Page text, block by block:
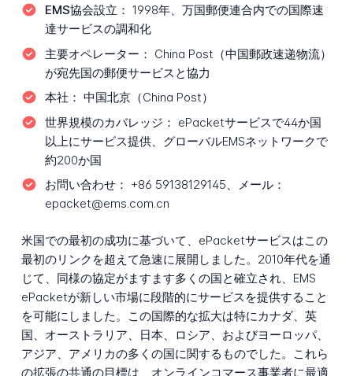
EMS協会設立： 1998年、万国郵便連合内での国際速
達サービスの調和化
主要オペレーター： China Post（中国郵政速递物流）
が宛先国の郵便サービスと協力
本社： 中国北京（China Post）
世界規模のカバレッジ： ePacketサービスで44か国
以上にサービス提供、グローバルEMSネットワークで
約200か国
お問い合わせ： +86 59138129145、メール：
epacket@ems.com.cn
米国での最初の成功に基づいて、ePacketサービスはこの
最初のリンクを超えて急速に展開しました。2010年代を通
じて、同様の協定がますます多くの国と確立され、EMS
ePacketが新しい市場に段階的にサービスを提供すること
を可能にしました。この国際的な拡大は特にカナダ、英
国、オーストラリア、日本、ロシア、およびヨーロッパ、
アジア、アメリカの多くの国に関するものでした。これら
の拡張の共通の目標は、オンラインコマース事業者に最適